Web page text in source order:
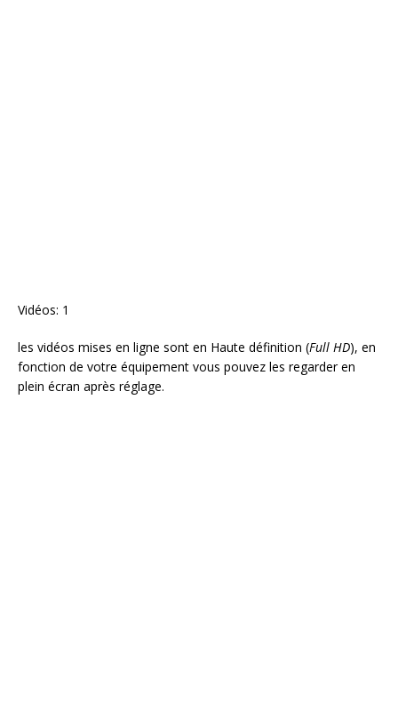
Vidéos: 1
les vidéos mises en ligne sont en Haute définition (Full HD), en
fonction de votre équipement vous pouvez les regarder en
plein écran après réglage.